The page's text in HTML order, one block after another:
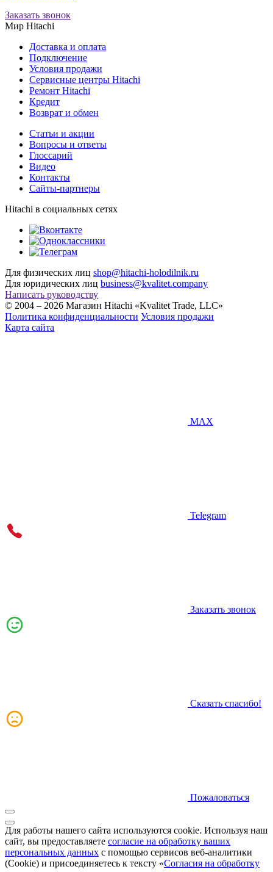
Заказать звонок
Мир Hitachi
Доставка и оплата
Подключение
Условия продажи
Сервисные центры Hitachi
Ремонт Hitachi
Кредит
Возврат и обмен
Cтатьи и акции
Вопросы и ответы
Глоссарий
Видео
Контакты
Сайты-партнеры
Hitachi в социальных сетях
Для физических лиц shop@hitachi-holodilnik.ru
Для юридических лиц business@kvalitet.company
Написать руководству
© 2004 – 2026 Магазин Hitachi «Kvalitet Trade, LLC»
Политика конфиденциальности Условия продажи
Карта сайта
MAX
Telegram
Заказать звонок
Сказать спасибо!
Пожаловаться
Для работы нашего сайта используются cookie. Используя наш
сайт, вы предоставляете согласие на обработку ваших
персональных данных с помощью сервисов веб-аналитики
(Cookie) и присоединяетесь к тексту «Согласия на обработку